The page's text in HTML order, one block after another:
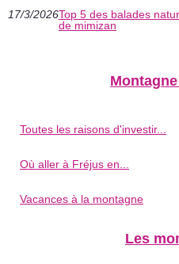
17/3/2026Top 5 des balades
de mimizan
Toutes les raisons d'investir...
Où aller à Fréjus en...
Vacances à la montagne
Les